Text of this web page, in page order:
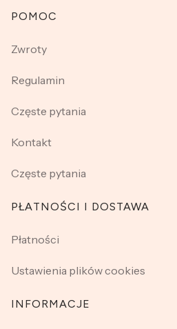
Linki w stopce
POMOC
Zwroty
Regulamin
Częste pytania
Kontakt
Częste pytania
PŁATNOŚCI I DOSTAWA
Płatności
Ustawienia plików cookies
INFORMACJE